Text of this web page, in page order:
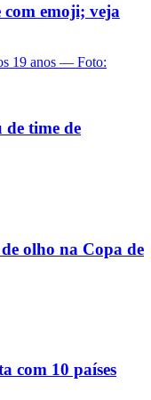
emoji; veja
time de
olho na Copa de
com 10 países